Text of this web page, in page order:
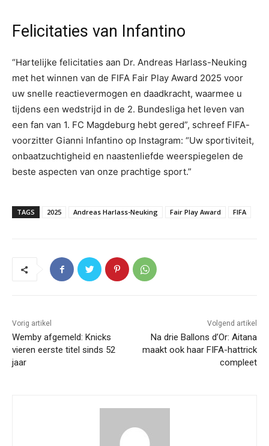
Felicitaties van Infantino
“Hartelijke felicitaties aan Dr. Andreas Harlass-Neuking
met het winnen van de FIFA Fair Play Award 2025 voor
uw snelle reactievermogen en daadkracht, waarmee u
tijdens een wedstrijd in de 2. Bundesliga het leven van
een fan van 1. FC Magdeburg hebt gered”, schreef FIFA-
voorzitter Gianni Infantino op Instagram: “Uw sportiviteit,
onbaatzuchtigheid en naastenliefde weerspiegelen de
beste aspecten van onze prachtige sport.”
TAGS 2025 Andreas Harlass-Neuking Fair Play Award FIFA
Vorig artikel
Wemby afgemeld: Knicks
vieren eerste titel sinds 52
jaar
Volgend artikel
Na drie Ballons d’Or: Aitana
maakt ook haar FIFA-hattrick
compleet